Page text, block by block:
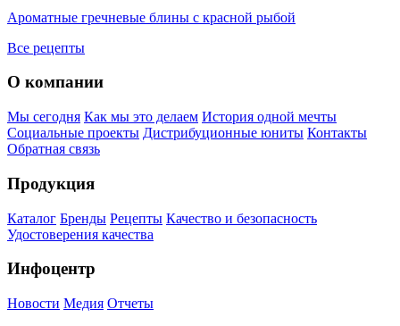
Ароматные гречневые блины с красной рыбой
Все рецепты
О компании
Мы сегодня Как мы это делаем История одной мечты
Социальные проекты Дистрибуционные юниты Контакты
Обратная связь
Продукция
Каталог Бренды Рецепты Качество и безопасность
Удостоверения качества
Инфоцентр
Новости Медия Отчеты